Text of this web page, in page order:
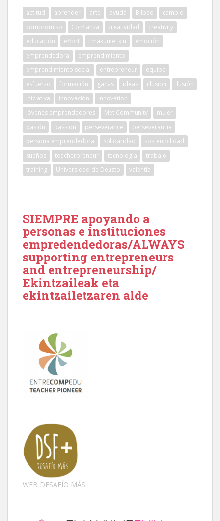
actitud aprender arte ayuda Bilbao
cambio
compromiso
Confianza creatividad
creativity
educación
effort EmakumeEkin
emoción
emprendedora
emprendimiento
emprendimiento social
entrepreneur
equipo
esfuerzo
formación ganas ideas illusion
ilusión
iniciativa
innovación
innovation
jóvenes emprendedores
Met Community
mujer
pasión
passion perseverance
perseverancia
persona emprendedora
Solidaridad
sostenibilidad
sueños
teacherpreneur tecnología
trabajo
training
Universidad de Deusto valentía
SIEMPRE apoyando a
personas e instituciones
empredendedoras/ALWAYS
supporting entrepreneurs
and entrepreneurship/
Ekintzaileak eta
ekintzailetzaren alde
WEB DESAFÍO MÁS